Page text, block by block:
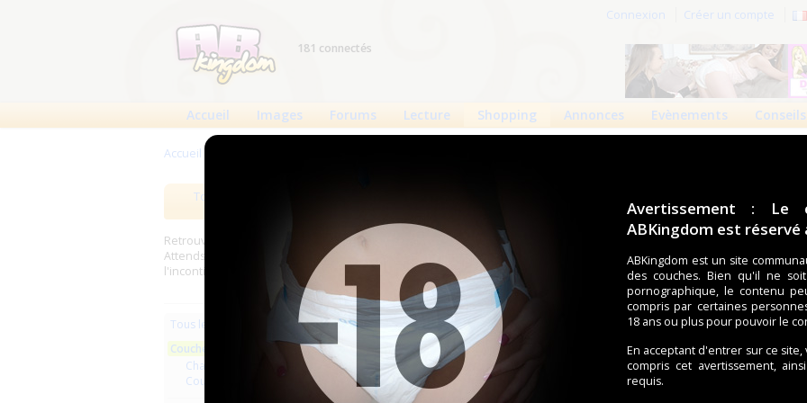
Avertissement : Le
ABKingdom est réservé
ABKingdom est un site
des couches. Bien qu'il ne
pornographique, le contenu
compris par certaines
18 ans ou plus pour pouvoir le
En acceptant d'entrer sur ce
compris cet avertissement,
requis.
Connexion Créer un compte
181 connectés
Accueil Images Forums Lecture Shopping Annonces Evènements Conseils
Accueil
Tous les produits
Retrouverez sur cette page les meilleures couches (Tena, Abena, Molicare, Comficare, Confiance, Depend,
Attends, Bambino...) et les meilleurs produits aussi bien pour les fétichistes des couches que pour
l'incontinence.
Tous les produits
Couches lavables
Changes complets
Couches droites et inserts
Les plus récents Trier par nom
Culotte 2042
Bambinex Couche
Bambinex
TE1 ...